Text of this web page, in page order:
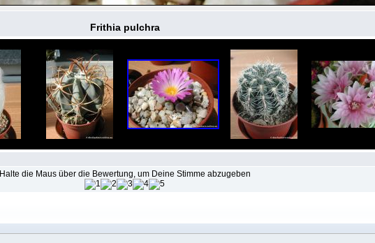
Frithia pulchra
Halte die Maus über die Bewertung, um Deine Stimme abzugeben